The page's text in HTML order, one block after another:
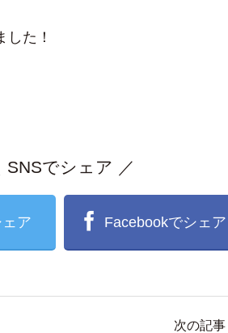
た！
SNSでシェア ／
ア Facebookでシェア
次の記事